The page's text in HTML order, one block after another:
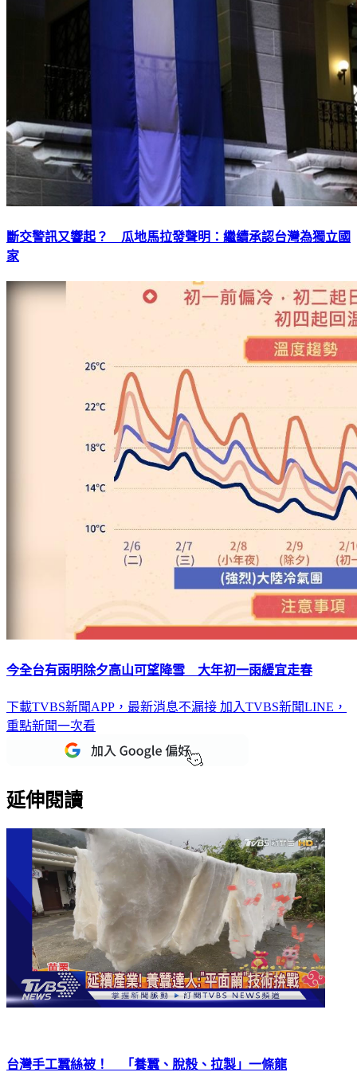
斷交警訊又響起？ 瓜地馬拉發聲明：繼續承認台灣為獨立國
家
今全台有雨明除夕高山可望降雪 大年初一雨緩宜走春
下載TVBS新聞APP，最新消息不漏接 加入TVBS新聞LINE，
重點新聞一次看
延伸閱讀
台灣手工蠶絲被！ 「養蠶、脫殼、拉製」一條龍